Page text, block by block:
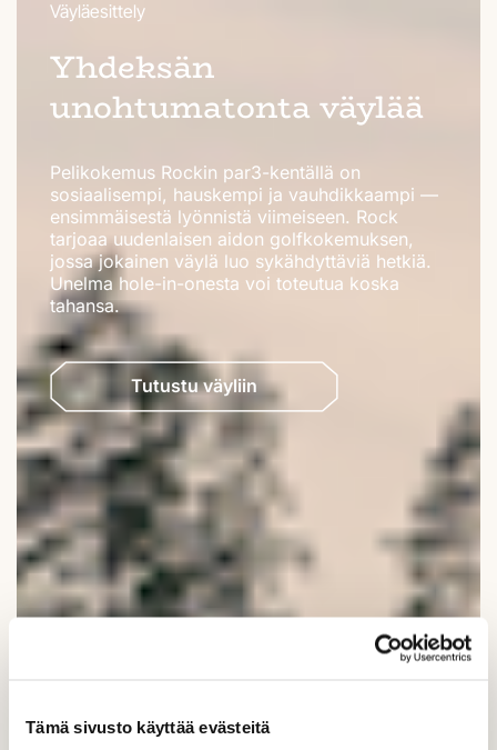
Tämä sivusto käyttää evästeitä
Väyläesittely
Yhdeksän
unohtumatonta väylää
​​​​​​​Pelikokemus Rockin par3-kentällä on
sosiaalisempi, hauskempi ja vauhdikkaampi —
ensimmäisestä lyönnistä viimeiseen. Rock
tarjoaa uudenlaisen aidon golfkokemuksen,
jossa jokainen väylä luo sykähdyttäviä hetkiä.
Unelma hole-in-onesta voi toteutua koska
tahansa.
​​​​​​​Tutustu väyliin